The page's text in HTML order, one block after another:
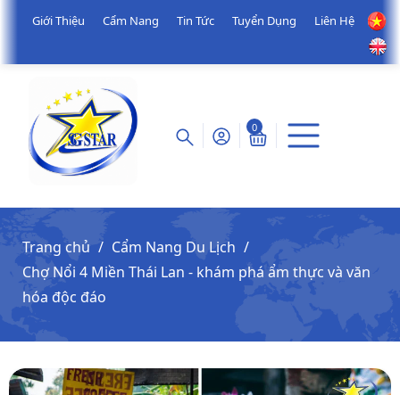
Giới Thiệu Cẩm Nang Tin Tức Tuyển Dụng Liên Hệ
0
Trang chủ
Cẩm Nang Du Lịch
Chợ Nổi 4 Miền Thái Lan - khám phá ẩm thực và văn
hóa độc đáo